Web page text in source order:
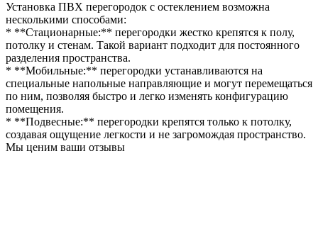
Установка ПВХ перегородок с остеклением возможна
несколькими способами:
* **Стационарные:** перегородки жестко крепятся к полу,
потолку и стенам. Такой вариант подходит для постоянного
разделения пространства.
* **Мобильные:** перегородки устанавливаются на
специальные напольные направляющие и могут перемещаться
по ним, позволяя быстро и легко изменять конфигурацию
помещения.
* **Подвесные:** перегородки крепятся только к потолку,
создавая ощущение легкости и не загромождая пространство.
Мы ценим ваши отзывы